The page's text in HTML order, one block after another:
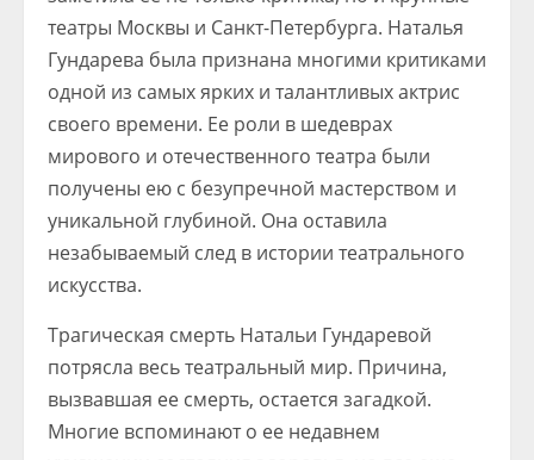
театры Москвы и Санкт-Петербурга. Наталья
Гундарева была признана многими критиками
одной из самых ярких и талантливых актрис
своего времени. Ее роли в шедеврах
мирового и отечественного театра были
получены ею с безупречной мастерством и
уникальной глубиной. Она оставила
незабываемый след в истории театрального
искусства.
Трагическая смерть Натальи Гундаревой
потрясла весь театральный мир. Причина,
вызвавшая ее смерть, остается загадкой.
Многие вспоминают о ее недавнем